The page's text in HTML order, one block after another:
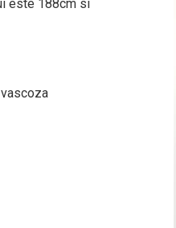
este 188cm si